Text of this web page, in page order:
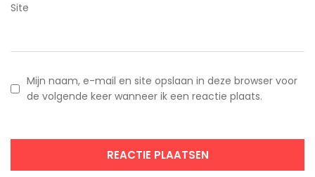
Site
Mijn naam, e-mail en site opslaan in deze browser voor
de volgende keer wanneer ik een reactie plaats.